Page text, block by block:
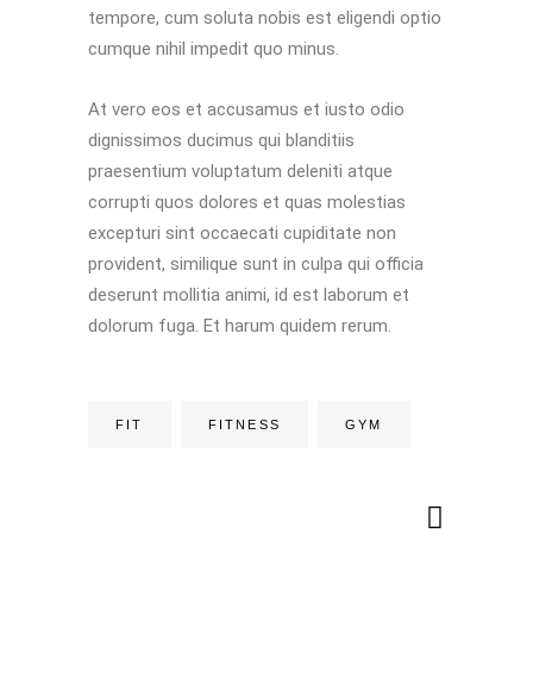
tempore, cum soluta nobis est eligendi optio
cumque nihil impedit quo minus.
At vero eos et accusamus et iusto odio
dignissimos ducimus qui blanditiis
praesentium voluptatum deleniti atque
corrupti quos dolores et quas molestias
excepturi sint occaecati cupiditate non
provident, similique sunt in culpa qui officia
deserunt mollitia animi, id est laborum et
dolorum fuga. Et harum quidem rerum.
FIT FITNESS GYM